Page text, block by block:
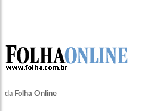
da Folha Online